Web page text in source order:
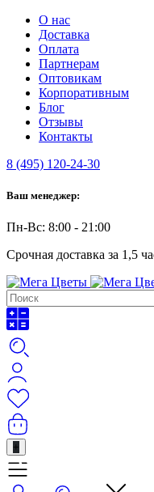
О нас
Доставка
Оплата
Партнерам
Оптовикам
Корпоративным
Блог
Отзывы
Контакты
8 (495) 120-24-30
Ваш менеджер:
Пн-Вс: 8:00 - 21:00
Срочная доставка за 1,5
+